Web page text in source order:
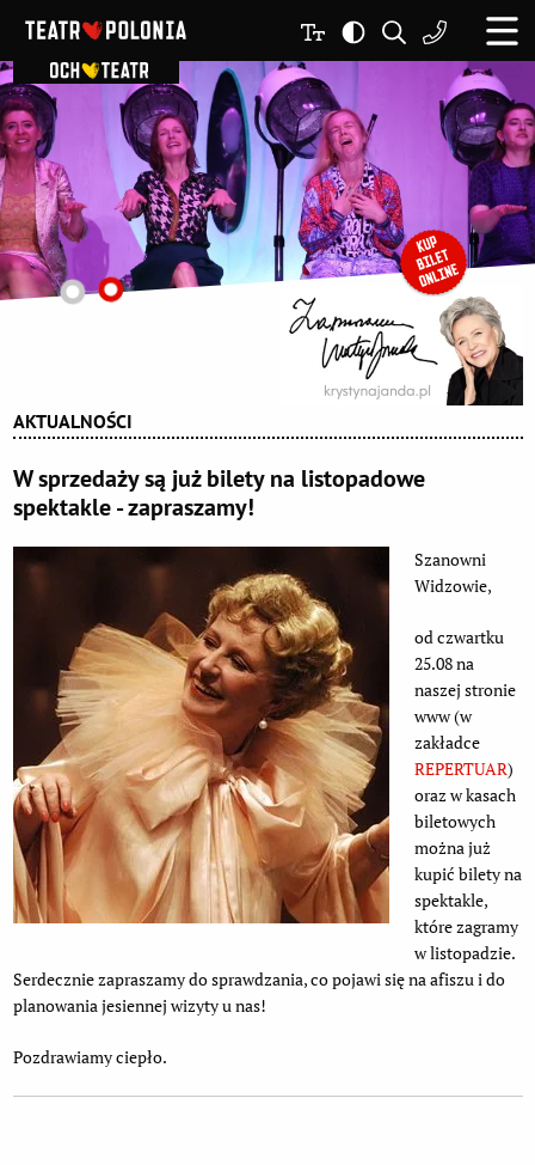
AKTUALNOŚCI
W sprzedaży są już bilety na listopadowe
spektakle - zapraszamy!
Szanowni
Widzowie,
od czwartku
25.08 na
naszej stronie
www (w
zakładce
REPERTUAR)
oraz w kasach
biletowych
można już
kupić bilety na
spektakle,
które zagramy
w listopadzie.
Serdecznie zapraszamy do sprawdzania, co pojawi się na afiszu i do
planowania jesiennej wizyty u nas!
Pozdrawiamy ciepło.